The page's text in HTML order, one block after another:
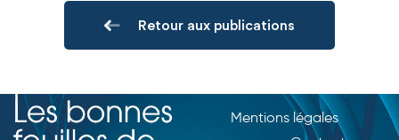
Retour aux publications
Mentions légales